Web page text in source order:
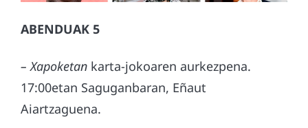
ABENDUAK 5
– Xapoketan karta-jokoaren aurkezpena.
17:00etan Saguganbaran, Eñaut
Aiartzaguena.